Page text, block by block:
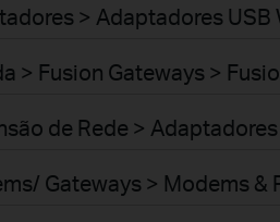
> Adaptadores
> Fusion Gateways >
de Rede >
Gateways > Modems &